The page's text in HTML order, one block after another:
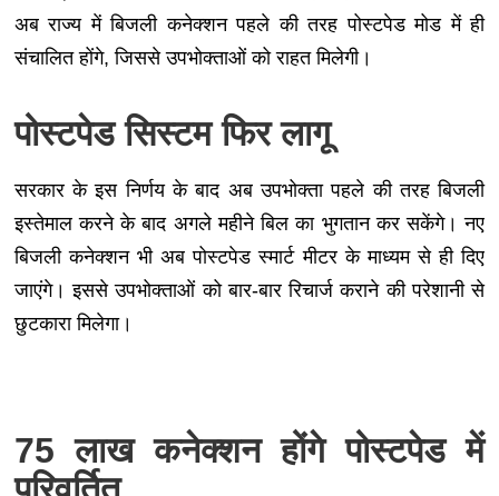
अब राज्य में बिजली कनेक्शन पहले की तरह पोस्टपेड मोड में ही
संचालित होंगे, जिससे उपभोक्ताओं को राहत मिलेगी।
पोस्टपेड सिस्टम फिर लागू
सरकार के इस निर्णय के बाद अब उपभोक्ता पहले की तरह बिजली
इस्तेमाल करने के बाद अगले महीने बिल का भुगतान कर सकेंगे। नए
बिजली कनेक्शन भी अब पोस्टपेड स्मार्ट मीटर के माध्यम से ही दिए
जाएंगे। इससे उपभोक्ताओं को बार-बार रिचार्ज कराने की परेशानी से
छुटकारा मिलेगा।
75 लाख कनेक्शन होंगे पोस्टपेड में